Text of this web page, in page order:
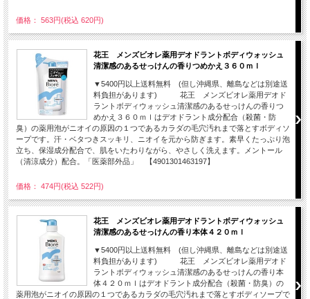
価格： 563円(税込 620円)
花王 メンズビオレ薬用デオドラントボディウォッシュ
清潔感のあるせっけんの香りつめかえ３６０ｍｌ
▼5400円以上送料無料 (但し沖縄県、離島などは別途送
料負担があります) 花王 メンズビオレ薬用デオド
ラントボディウォッシュ清潔感のあるせっけんの香りつ
めかえ３６０ｍｌはデオドラント成分配合（殺菌・防
臭）の薬用泡がニオイの原因の１つであるカラダの毛穴汚れまで落とすボディソ
ープです。汗・ベタつきスッキリ、ニオイを元から防ぎます。素早くたっぷり泡
立ち、保湿成分配合で、肌をいたわりながら、やさしく洗えます。メントール
（清涼成分）配合。「医薬部外品」 【4901301463197】
価格： 474円(税込 522円)
花王 メンズビオレ薬用デオドラントボディウォッシュ
清潔感のあるせっけんの香り本体４２０ｍｌ
▼5400円以上送料無料 (但し沖縄県、離島などは別途送
料負担があります) 花王 メンズビオレ薬用デオド
ラントボディウォッシュ清潔感のあるせっけんの香り本
体４２０ｍｌはデオドラント成分配合（殺菌・防臭）の
薬用泡がニオイの原因の１つであるカラダの毛穴汚れまで落とすボディソープで